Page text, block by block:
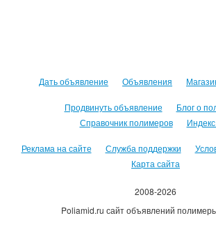
Дать объявление Объявления
Продвинуть объявление
Блог о
Справочник полимеров
Реклама на сайте Служба поддержки
Карта сайта
2008-2026
Poliamid.ru сайт объявлений